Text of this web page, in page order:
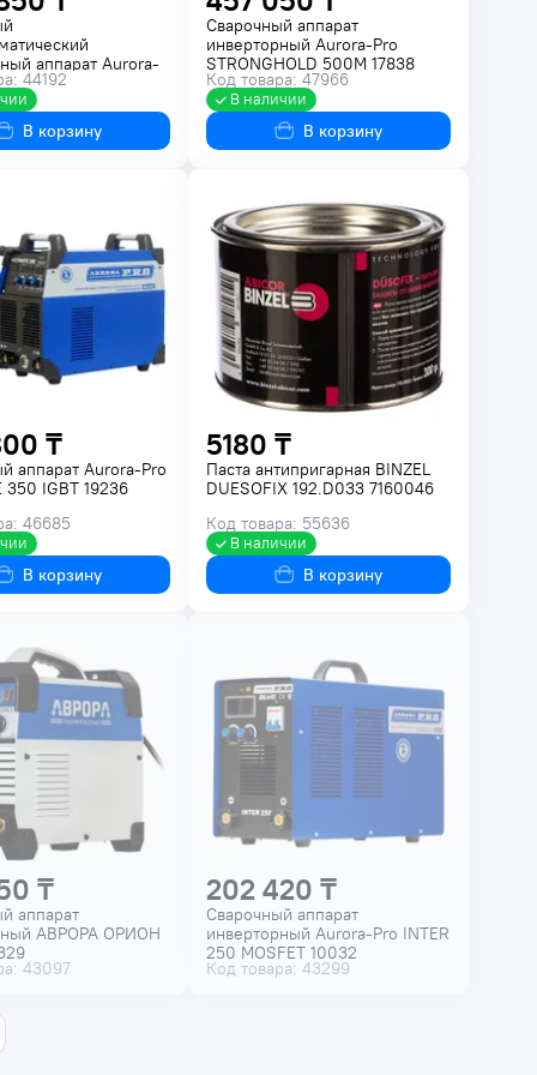
аппарат Aurora-
500 INDUSTRIAL
44192
В корзину
Сварочный аппарат
инверторный Aurora-Pro
STRONGHOLD 500M 17838
Код товара: 47966
В наличии
В корзину
₸
аппарат Aurora-Pro
350 IGBT 19236
46685
В корзину
5180 ₸
Паста антипригарная BINZEL
DUESOFIX 192.D033 7160046
Код товара: 55636
В наличии
В корзину
₸
аппарат
АВРОРА ОРИОН
43097
202 420 ₸
Сварочный аппарат
инверторный Aurora-Pro INTER
250 MOSFET 10032
Код товара: 43299